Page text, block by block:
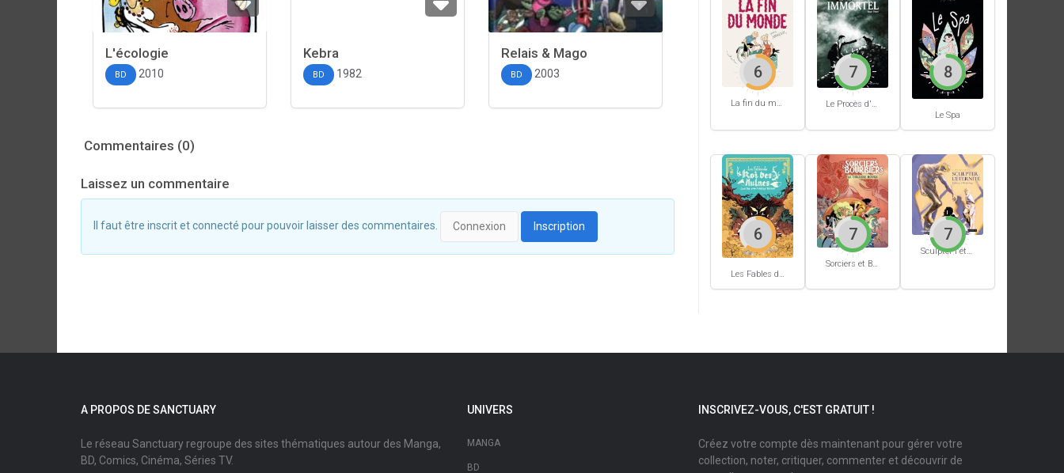
L'écologie
BD 2010
Kebra
BD 1982
Relais & Mago
BD 2003
Commentaires (0)
Laissez un commentaire
Il faut être inscrit et connecté pour pouvoir laisser des commentaires. Connexion Inscription
6
Le Procès d'un immortel
7
Le Spa
8
Les Fables du Roi des Aulnes
6
Sorciers et Bourbiers #1
7 7
A PROPOS DE SANCTUARY
Le réseau Sanctuary regroupe des sites thématiques autour des Manga,
BD, Comics, Cinéma, Séries TV.
UNIVERS
MANGA
BD
INSCRIVEZ-VOUS, C'EST GRATUIT !
Créez votre compte dès maintenant pour gérer votre
collection, noter, critiquer, commenter et découvrir de